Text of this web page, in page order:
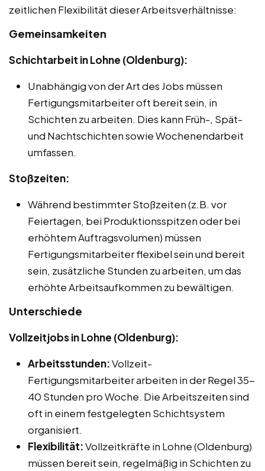
zeitlichen Flexibilität dieser Arbeitsverhältnisse:
Gemeinsamkeiten
Schichtarbeit in Lohne (Oldenburg):
Unabhängig von der Art des Jobs müssen
Fertigungsmitarbeiter oft bereit sein, in
Schichten zu arbeiten. Dies kann Früh-, Spät-
und Nachtschichten sowie Wochenendarbeit
umfassen.
Stoßzeiten:
Während bestimmter Stoßzeiten (z.B. vor
Feiertagen, bei Produktionsspitzen oder bei
erhöhtem Auftragsvolumen) müssen
Fertigungsmitarbeiter flexibel sein und bereit
sein, zusätzliche Stunden zu arbeiten, um das
erhöhte Arbeitsaufkommen zu bewältigen.
Unterschiede
Vollzeitjobs in Lohne (Oldenburg):
Arbeitsstunden:Vollzeit-
Fertigungsmitarbeiter arbeiten in der Regel 35-
40 Stunden pro Woche. Die Arbeitszeiten sind
oft in einem festgelegten Schichtsystem
organisiert.
Flexibilität:Vollzeitkräfte in Lohne (Oldenburg)
müssen bereit sein, regelmäßig in Schichten zu